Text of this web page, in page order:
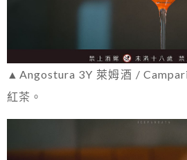
▲Angostura 3Y 萊姆酒 /
紅茶。